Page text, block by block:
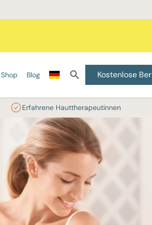
DIE BESTEN LASER
Alexandritlaser
Diodenlaser
ND:YAG Laser
Coolwaves®
STANDORTE
Botulinumtoxin Berlin
Botulinumtoxin Frankfurt
Botulinumtoxin Hamburg
Botulinumtoxin München
Totale
Shop Blog Kostenlose
Erfahrene Hauttherapeutinnen